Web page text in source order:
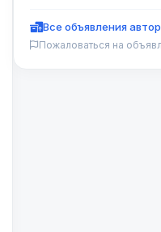
Все объявления
Пожаловаться на